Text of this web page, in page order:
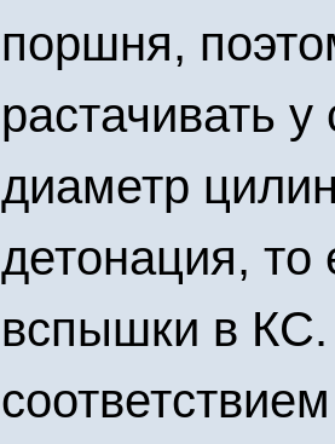
поршня,
растачивать
диаметр
детонация, то
вспышки в КС.